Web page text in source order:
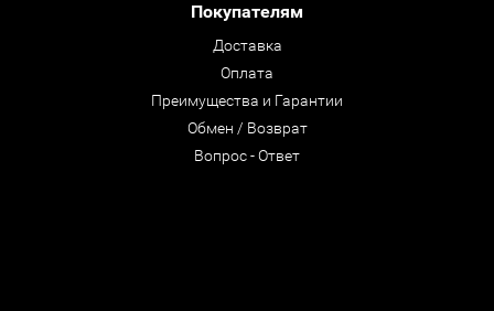
Покупателям
Доставка
Оплата
Преимущества и Гарантии
Обмен / Возврат
Вопрос - Ответ